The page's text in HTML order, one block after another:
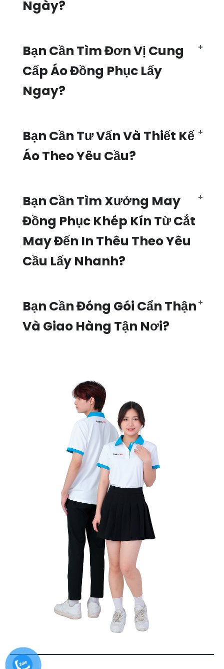
Ngày?
Bạn Cần Tìm Đơn Vị Cung
Cấp Áo Đồng Phục Lấy
Ngay?
Bạn Cần Tư Vấn Và Thiết Kế
Áo Theo Yêu Cầu?
Bạn Cần Tìm Xưởng May
Đồng Phục Khép Kín Từ Cắt
May Đến In Thêu Theo Yêu
Cầu Lấy Nhanh?
Bạn Cần Đóng Gói Cẩn Thận
Và Giao Hàng Tận Nơi?